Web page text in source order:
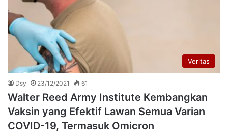
Veritas
Dsy 23/12/2021 61
Walter Reed Army Institute Kembangkan
Vaksin yang Efektif Lawan Semua Varian
COVID-19, Termasuk Omicron